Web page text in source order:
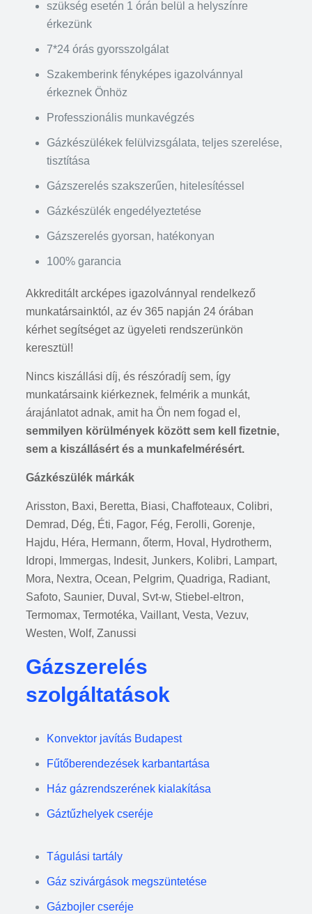
szükség esetén 1 órán belül a helyszínre
érkezünk
7*24 órás gyorsszolgálat
Szakemberink fényképes igazolvánnyal
érkeznek Önhöz
Professzionális munkavégzés
Gázkészülékek felülvizsgálata, teljes szerelése,
tisztítása
Gázszerelés szakszerűen, hitelesítéssel
Gázkészülék engedélyeztetése
Gázszerelés gyorsan, hatékonyan
100% garancia
Akkreditált arcképes igazolvánnyal rendelkező
munkatársainktól, az év 365 napján 24 órában
kérhet segítséget az ügyeleti rendszerünkön
keresztül!
Nincs kiszállási díj, és részóradíj sem, így
munkatársaink kiérkeznek, felmérik a munkát,
árajánlatot adnak, amit ha Ön nem fogad el,
semmilyen körülmények között sem kell fizetnie,
sem a kiszállásért és a munkafelmérésért.
Gázkészülék márkák
Arisston, Baxi, Beretta, Biasi, Chaffoteaux, Colibri,
Demrad, Dég, Éti, Fagor, Fég, Ferolli, Gorenje,
Hajdu, Héra, Hermann, őterm, Hoval, Hydrotherm,
Idropi, Immergas, Indesit, Junkers, Kolibri, Lampart,
Mora, Nextra, Ocean, Pelgrim, Quadriga, Radiant,
Safoto, Saunier, Duval, Svt-w, Stiebel-eltron,
Termomax, Termotéka, Vaillant, Vesta, Vezuv,
Westen, Wolf, Zanussi
Gázszerelés
szolgáltatások
Konvektor javítás Budapest
Fűtőberendezések karbantartása
Ház gázrendszerének kialakítása
Gáztűzhelyek cseréje
Tágulási tartály
Gáz szivárgások megszüntetése
Gázbojler cseréje